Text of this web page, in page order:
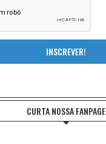
INSCREVER!
CURTA NOSSA FANPAGE